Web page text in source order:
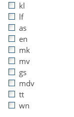
kl
lf
as
en
mk
mv
gs
mdv
tt
wn